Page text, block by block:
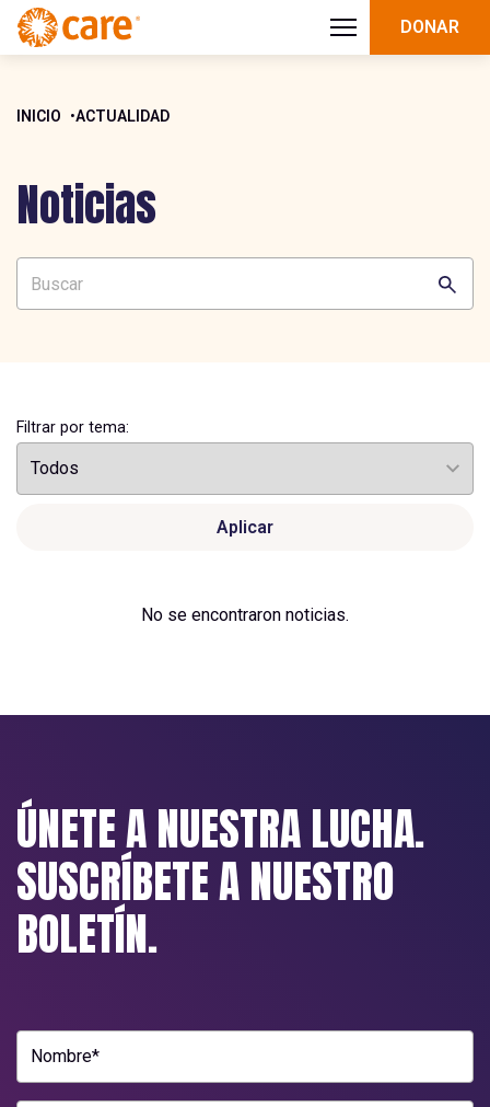
DONAR
INICIO ACTUALIDAD
Noticias
Filtrar por tema:
Aplicar
No se encontraron noticias.
ÚNETE A NUESTRA LUCHA.
SUSCRÍBETE A NUESTRO
BOLETÍN.
Nombre*